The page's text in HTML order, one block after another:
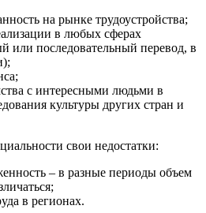
на рынке трудоустройства;
в любых сферах
или последовательный перевод, в
с интересными людьми в
культуры других стран и
свои недостатки:
– в разные периоды объем
в регионах.